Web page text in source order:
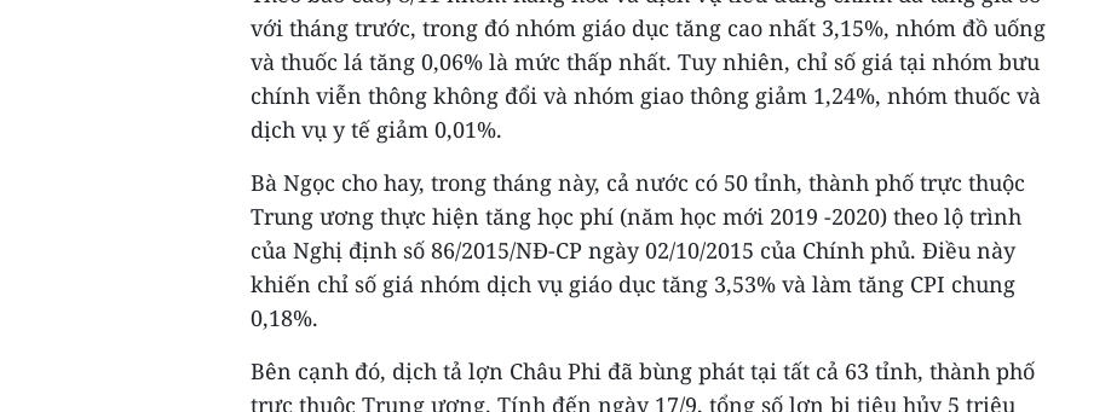
với tháng trước, trong đó nhóm giáo dục tăng cao nhất 3,15%, nhóm đồ uống
và thuốc lá tăng 0,06% là mức thấp nhất. Tuy nhiên, chỉ số giá tại nhóm bưu
chính viễn thông không đổi và nhóm giao thông giảm 1,24%, nhóm thuốc và
dịch vụ y tế giảm 0,01%.
Bà Ngọc cho hay, trong tháng này, cả nước có 50 tỉnh, thành phố trực thuộc
Trung ương thực hiện tăng học phí (năm học mới 2019 -2020) theo lộ trình
của Nghị định số 86/2015/NĐ-CP ngày 02/10/2015 của Chính phủ. Điều này
khiến chỉ số giá nhóm dịch vụ giáo dục tăng 3,53% và làm tăng CPI chung
0,18%.
Bên cạnh đó, dịch tả lợn Châu Phi đã bùng phát tại tất cả 63 tỉnh, thành phố
trực thuộc Trung ương. Tính đến ngày 17/9, tổng số lợn bị tiêu hủy 5 triệu